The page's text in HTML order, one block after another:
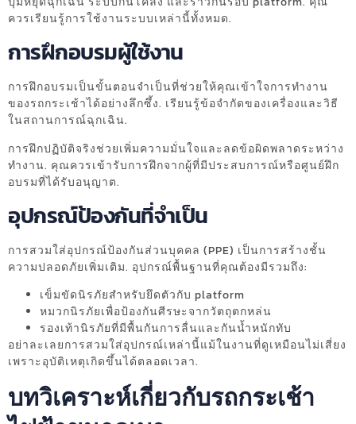
ควรเรียนรู้การใช้งานระบบเหล่านี้ทั้งหมด.
การฝึกอบรมผู้ใช้งาน
การฝึกอบรมเป็นขั้นตอนจำเป็นที่ช่วยให้คุณเข้าใจการทำงาน
ของรถกระเช้าได้อย่างลึกซึ้ง. เรียนรู้ข้อจำกัดของเครื่องและวิธี
ในสถานการณ์ฉุกเฉิน.
การฝึกปฏิบัติจริงช่วยเพิ่มความมั่นใจและลดข้อผิดพลาดระหว่าง
ทำงาน. คุณควรเข้ารับการฝึกจากผู้ที่มีประสบการณ์หรือศูนย์ฝึก
อบรมที่ได้รับอนุญาต.
อุปกรณ์ป้องกันที่จำเป็น
การสวมใส่อุปกรณ์ป้องกันส่วนบุคคล (PPE) เป็นการสร้างชั้น
ความปลอดภัยเพิ่มเติม. อุปกรณ์พื้นฐานที่คุณต้องมีรวมถึง:
เข็มขัดนิรภัยสำหรับยึดตัวกับ platform
หมวกนิรภัยเพื่อป้องกันศีรษะจากวัตถุตกหล่น
รองเท้านิรภัยที่มีพื้นกันการลื่นและกันน้ำหนักทับ
อย่าละเลยการสวมใส่อุปกรณ์เหล่านี้แม้ในงานที่ดูเหมือนไม่เสี่ยง
เพราะอุบัติเหตุเกิดขึ้นได้ตลอดเวลา.
บทวิเคราะห์เกี่ยวกับรถกระเช้า